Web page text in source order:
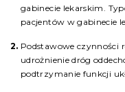
gabinecie lekarskim.
pacjentów w gabinecie
Podstawowe czynności
udrożnienie dróg
podtrzymanie funkcji